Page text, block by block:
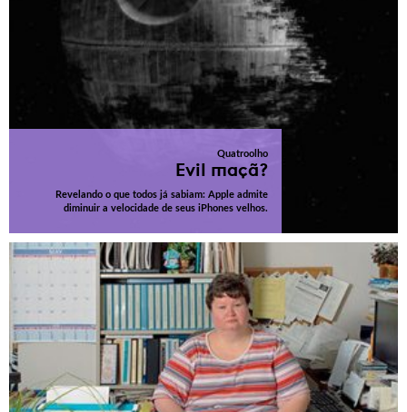
Quatroolho
Evil maçã?
Revelando o que todos já sabiam: Apple admite
diminuir a velocidade de seus iPhones velhos.